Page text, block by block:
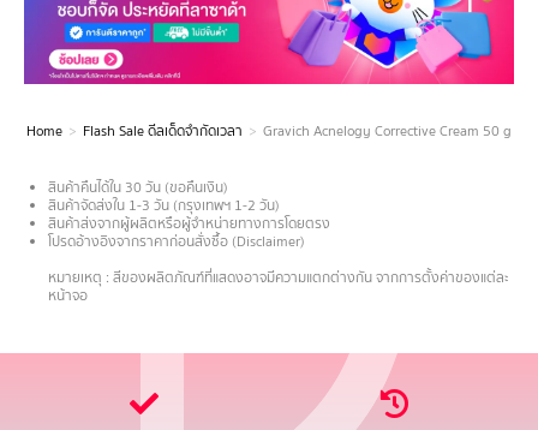
You are here:
Home Flash Sale ดีลเด็ดจำกัดเวลา Gravich Acnelogy Corrective Cream 50 g
สินค้าคืนได้ใน 30 วัน (ขอคืนเงิน)
สินค้าจัดส่งใน 1-3 วัน (กรุงเทพฯ 1-2 วัน)
สินค้าส่งจากผู้ผลิตหรือผู้จำหน่ายทางการโดยตรง
โปรดอ้างอิงจากราคาก่อนสั่งซื้อ (Disclaimer)
หมายเหตุ : สีของผลิตภัณฑ์ที่แสดงอาจมีความแตกต่างกัน จากการตั้งค่าของแต่ละ
หน้าจอ